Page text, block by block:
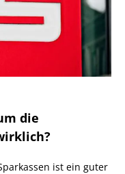
die
ist ein guter